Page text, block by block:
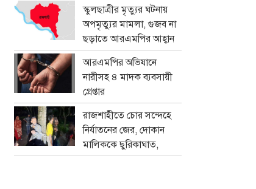
স্কুলছাত্রীর মৃত্যুর ঘটনায়
অপমৃত্যুর মামলা, গুজব না
ছড়াতে আরএমপির আহ্বান
আরএমপির অভিযানে
নারীসহ ৪ মাদক ব্যবসায়ী
গ্রেপ্তার
রাজশাহীতে চোর সন্দেহে
নির্যাতনের জের, দোকান
মালিককে ছুরিকাঘাত,
মামলা